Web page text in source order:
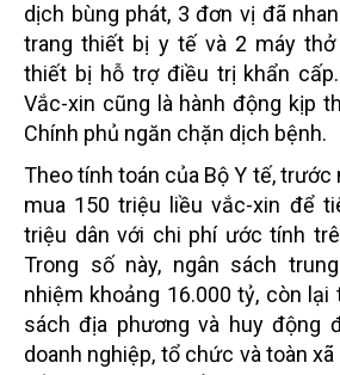
dịch bùng phát, 3 đơn vị đã
trang thiết bị y tế và 2 máy
thiết bị hỗ trợ điều trị khẩn
Vắc-xin cũng là hành động kịp
Chính phủ ngăn chặn dịch bệnh.
Theo tính toán của Bộ Y tế, trước
mua 150 triệu liều vắc-xin để
triệu dân với chi phí ước tính
Trong số này, ngân sách
nhiệm khoảng 16.000 tỷ, còn lại
sách địa phương và huy động
doanh nghiệp, tổ chức và toàn